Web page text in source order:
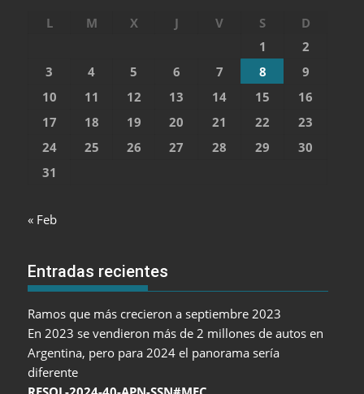
L M X J V S
D
1
2
3
4 5 6 7 8
9
10
11 12 13 14 15
16
17
18 19 20 21 22
23
24
25 26 27 28 29
30
31
« Feb
Entradas recientes
Ramos que más crecieron a septiembre 2023
En 2023 se vendieron más de 2 millones de autos en
Argentina, pero para 2024 el panorama sería
diferente